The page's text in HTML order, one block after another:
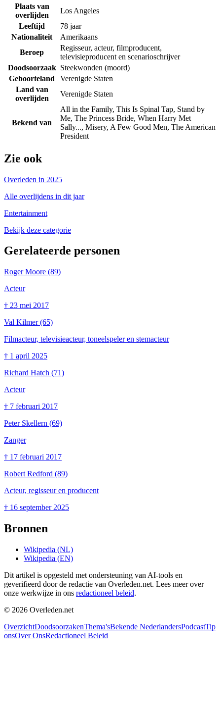
Plaats van
overlijden
Los Angeles
Leeftijd
78 jaar
Nationaliteit
Amerikaans
Beroep
Regisseur, acteur, filmproducent,
televisieproducent en scenarioschrijver
Doodsoorzaak Steekwonden (moord)
Geboorteland
Verenigde Staten
Land van
overlijden
Verenigde Staten
Bekend van
All in the Family, This Is Spinal Tap, Stand by
Me, The Princess Bride, When Harry Met
Sally..., Misery, A Few Good Men, The American
President
Zie ook
Overleden in 2025
Alle overlijdens in dit jaar
Entertainment
Bekijk deze categorie
Gerelateerde personen
Roger Moore (89)
Acteur
† 23 mei 2017
Val Kilmer(65)
Filmacteur, televisieacteur, toneelspeler en stemacteur
† 1 april 2025
Richard Hatch (71)
Acteur
† 7 februari 2017
Peter Skellern (69)
Zanger
† 17 februari 2017
Robert Redford (89)
Acteur, regisseur en producent
† 16 september 2025
Bronnen
Wikipedia (NL)
Wikipedia (EN)
Dit artikel is opgesteld met ondersteuning van AI-tools en
geverifieerd door de redactie van Overleden.net. Lees meer over
onze werkwijze in ons redactioneel beleid.
© 2026 Overleden.net
OverzichtDoodsoorzakenThema'sBekende NederlandersPodcastTip
onsOver OnsRedactioneel Beleid